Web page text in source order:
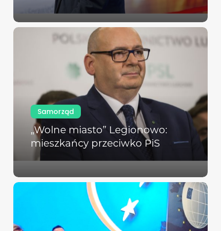
Samorząd
„Wolne miasto” Legionowo:
mieszkańcy przeciwko PiS